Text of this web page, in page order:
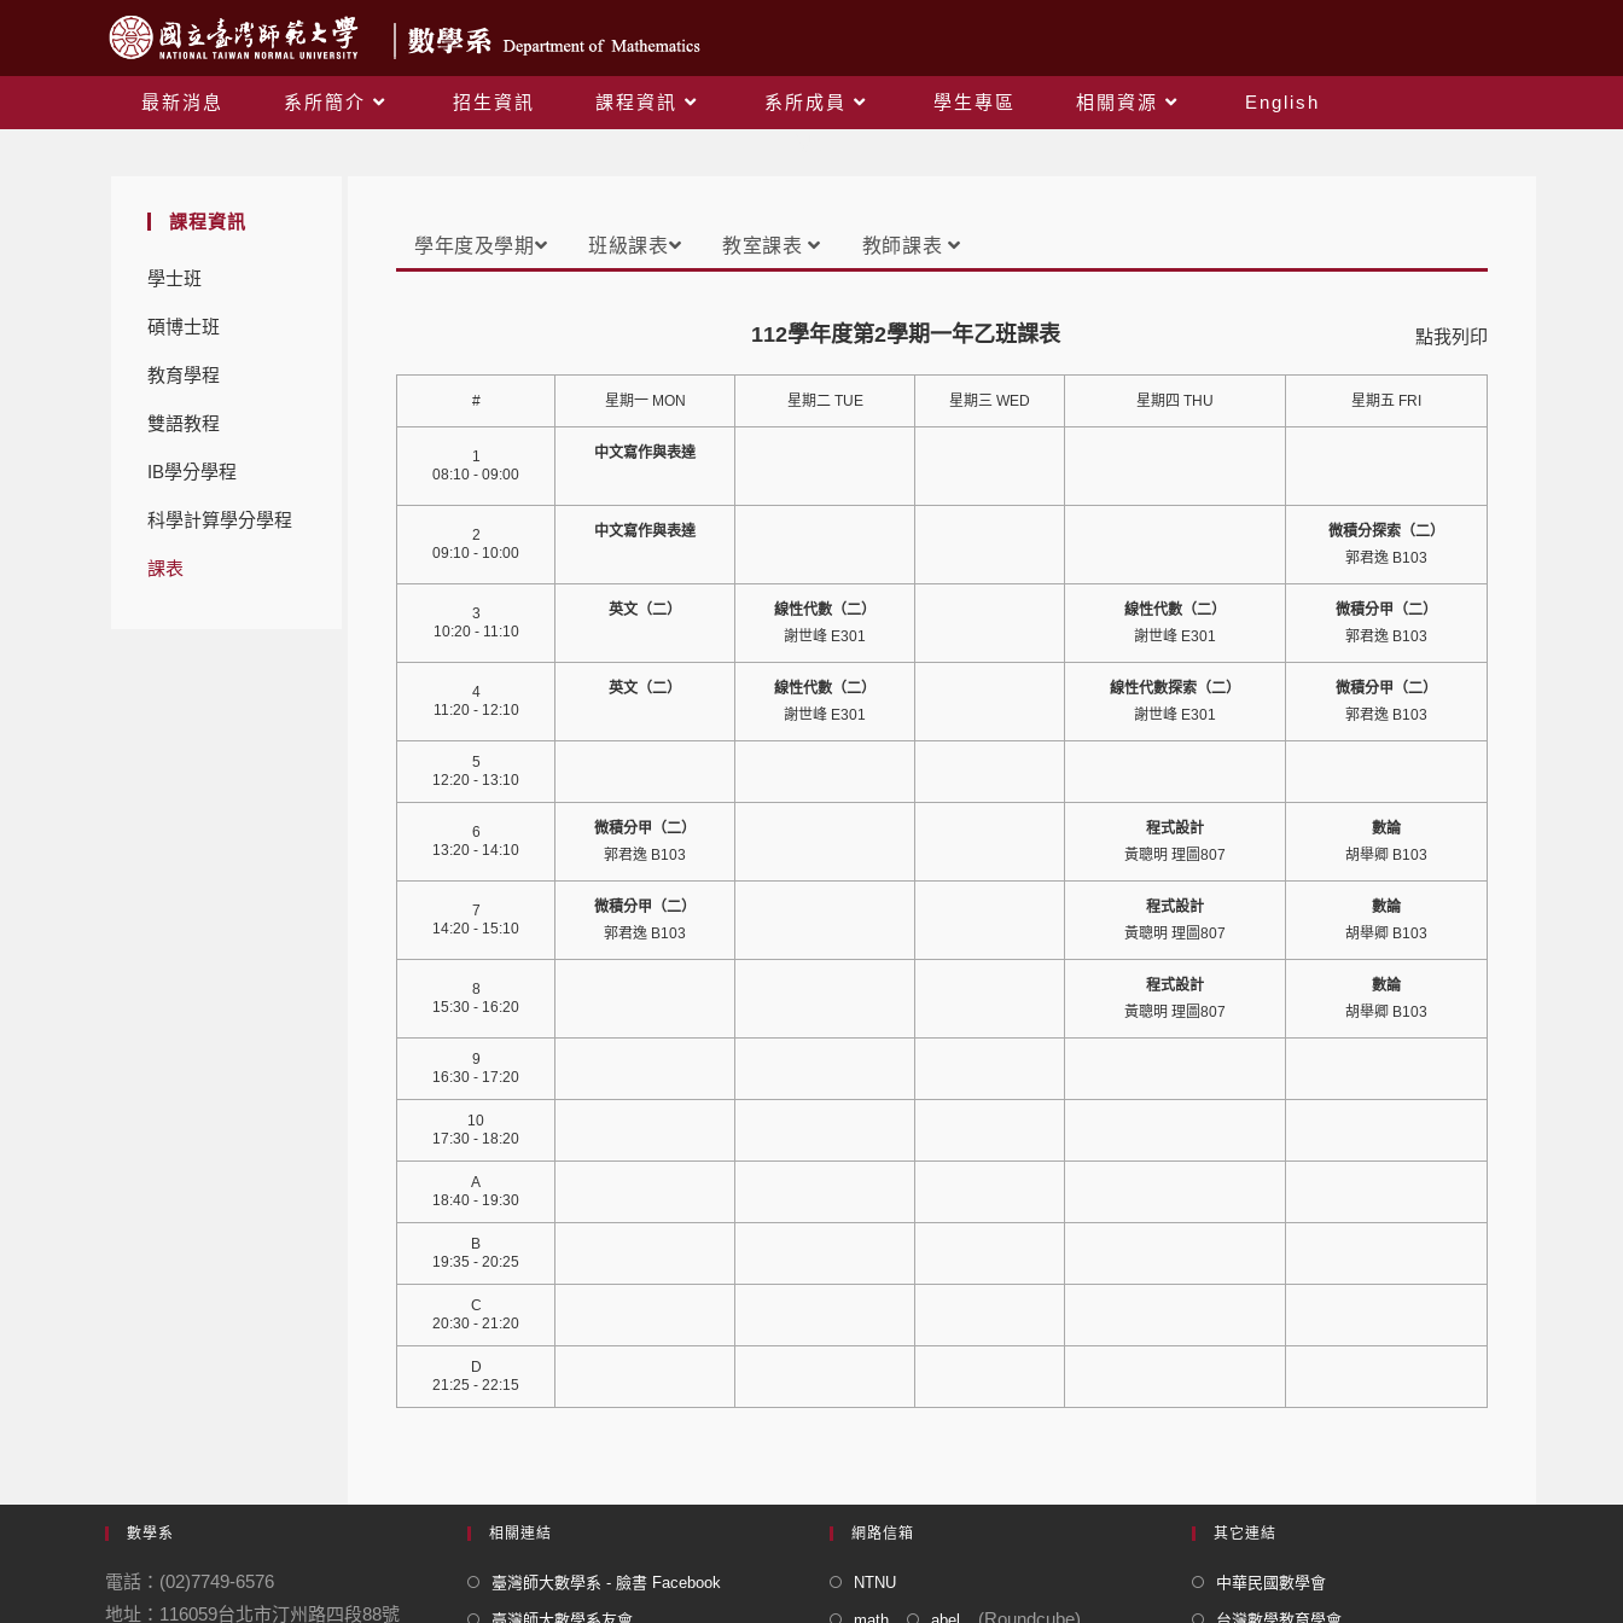
最新消息 系所簡介 招生資訊 課程資訊 系所成員 學生專區 相關資源
English
課程資訊
學士班
碩博士班
教育學程
雙語教程
IB學分學程
科學計算學分學程
課表
學年度及學期 班級課表 教室課表 教師課表
點我列印
112學年度第2學期一年乙班課表
# 星期一 MON 星期二 TUE 星期三 WED 星期四 THU 星期五 FRI
1
08:10 - 09:00
中文寫作與表達
2
09:10 - 10:00
中文寫作與表達
微積分探索（二）
郭君逸 B103
3
10:20 - 11:10
英文（二）
線性代數（二）
謝世峰 E301
線性代數（二）
謝世峰 E301
微積分甲（二）
郭君逸 B103
4
11:20 - 12:10
英文（二）
線性代數（二）
謝世峰 E301
線性代數探索（二）
謝世峰 E301
微積分甲（二）
郭君逸 B103
5
12:20 - 13:10
6
13:20 - 14:10
微積分甲（二）
郭君逸 B103
程式設計
黃聰明 理圖807
數論
胡舉卿 B103
7
14:20 - 15:10
微積分甲（二）
郭君逸 B103
程式設計
黃聰明 理圖807
數論
胡舉卿 B103
8
15:30 - 16:20
程式設計
黃聰明 理圖807
數論
胡舉卿 B103
9
16:30 - 17:20
10
17:30 - 18:20
A
18:40 - 19:30
B
19:35 - 20:25
C
20:30 - 21:20
D
21:25 - 22:15
數學系
電話：(02)7749-6576
地址：116059台北市汀州路四段88號
相關連結
臺灣師大數學系 - 臉書 Facebook
網路信箱
NTNU
(Roundcube)
其它連結
中華民國數學會